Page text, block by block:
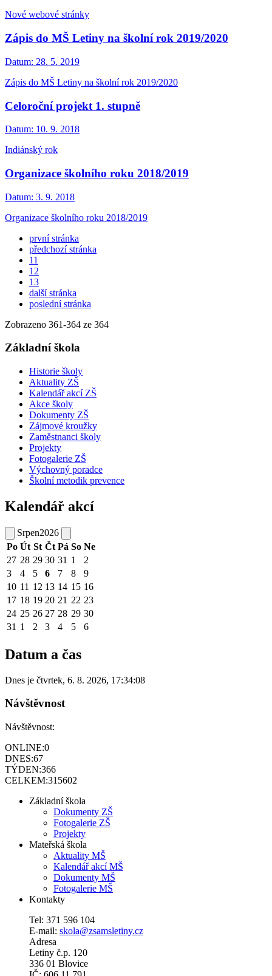
Nové webové stránky
Zápis do MŠ Letiny na školní rok 2019/2020
Datum: 28. 5. 2019
Zápis do MŠ Letiny na školní rok 2019/2020
Celoroční projekt 1. stupně
Datum: 10. 9. 2018
Indiánský rok
Organizace školního roku 2018/2019
Datum: 3. 9. 2018
Organizace školního roku 2018/2019
první stránka
předchozí stránka
11
12
13
další stránka
poslední stránka
Zobrazeno 361-364 ze 364
Základní škola
Historie školy
Aktuality ZŠ
Kalendář akcí ZŠ
Akce školy
Dokumenty ZŠ
Zájmové kroužky
Zaměstnanci školy
Projekty
Fotogalerie ZŠ
Výchovný poradce
Školní metodik prevence
Kalendář akcí
Srpen2026
Po Út St Čt Pá So Ne
27 28 29 30 31 1
2
3
4 5 6 7 8
9
10 11 12 13 14 15 16
17 18 19 20 21 22 23
24 25 26 27 28 29 30
31 1 2 3 4 5 6
Datum a čas
Dnes je čtvrtek, 6. 8. 2026, 17:34:08
Návštěvnost
Návštěvnost:
ONLINE:0
DNES:67
TÝDEN:366
CELKEM:315602
Základní škola
Dokumenty ZŠ
Fotogalerie ZŠ
Projekty
Mateřská škola
Aktuality MŠ
Kalendář akcí MŠ
Dokumenty MŠ
Fotogalerie MŠ
Kontakty
Tel: 371 596 104
E-mail: skola@zsamsletiny.cz
Adresa
Letiny č.p. 120
336 01 Blovice